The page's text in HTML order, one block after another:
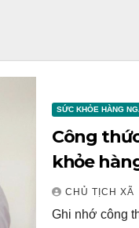
SỨC KHỎE HÀNG
Công
khỏe
CHỦ TỊCH XÃ
Ghi nhớ công